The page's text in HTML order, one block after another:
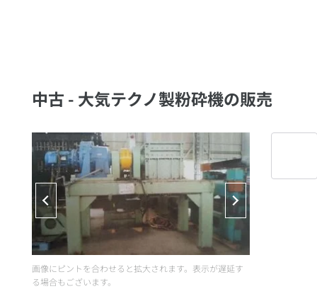
中古 - 大気テクノ製粉砕機の販売
画像にピントを合わせると拡大されます。表示が遅延す
る場合もございます。